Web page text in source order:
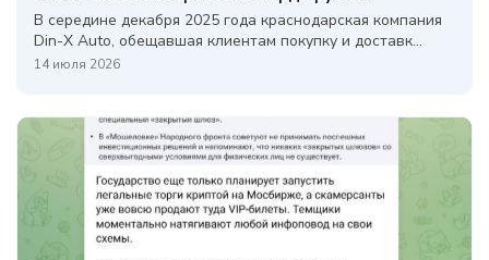
В середине декабря 2025 года краснодарская компания
Din-X Auto, обещавшая клиентам покупку и доставк...
14 июля 2026